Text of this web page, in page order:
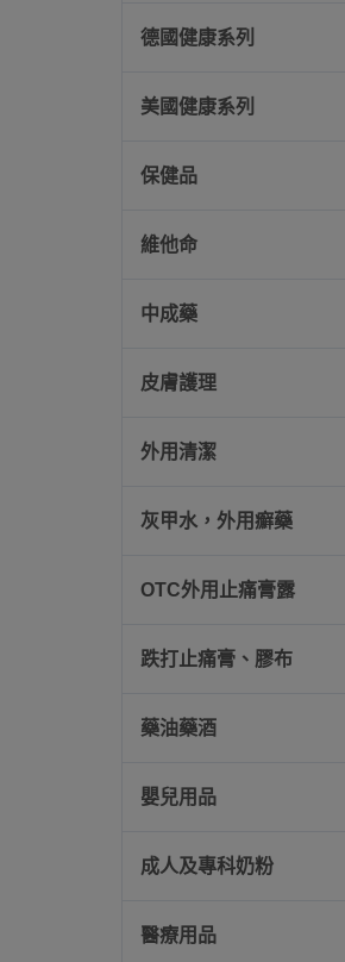
德國健康系列
美國健康系列
保健品
維他命
中成藥
皮膚護理
外用清潔
灰甲水，外用癬藥
OTC外用止痛膏露
跌打止痛膏、膠布
藥油藥酒
嬰兒用品
成人及專科奶粉
醫療用品